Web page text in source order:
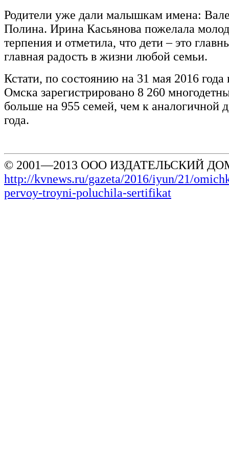
Родители уже дали малышкам имена:
Полина. Ирина Касьянова пожелала
терпения и отметила, что дети – это
главная радость в жизни любой семьи.
Кстати, по состоянию на 31 мая 2016 года
Омска зарегистрировано 8 260
больше на 955 семей, чем к аналогичной
года.
© 2001—2013 ООО ИЗДАТЕЛЬСКИЙ
http://kvnews.ru/gazeta/2016/iyun/21/
pervoy-troyni-poluchila-sertifikat